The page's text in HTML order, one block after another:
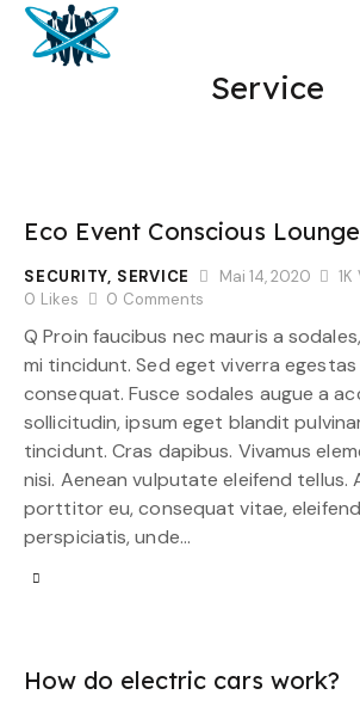
Service
Eco Event Conscious
SECURITY, SERVICE Mai 14, 2020 1K
0 Likes 0 Comments
Q Proin faucibus nec mauris a
mi tincidunt. Sed eget viverra egestas
consequat. Fusce sodales augue a
sollicitudin, ipsum eget blandit
tincidunt. Cras dapibus. Vivamus
nisi. Aenean vulputate eleifend tellus.
porttitor eu, consequat vitae,
perspiciatis, unde…
How do electric cars work?